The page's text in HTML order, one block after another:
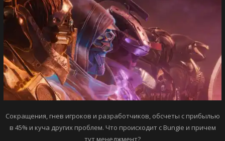
Сокращения, гнев игроков и разработчиков, обсчеты с прибылью
в 45% и куча других проблем. Что происходит с Bungie и причем
тут менеджмент?